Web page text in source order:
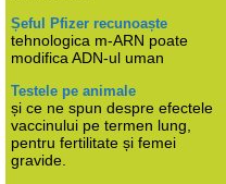
Șeful Pfizer recunoaște
tehnologica m-ARN poate
modifica ADN-ul uman
Testele pe animale
și ce ne spun despre efectele
vaccinului pe termen lung,
pentru fertilitate și femei
gravide.